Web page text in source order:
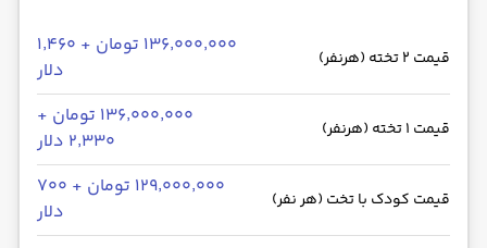
قیمت 2 تخته (هرنفر)
۱۳۶٬۰۰۰٬۰۰۰ تومان + ۱٬۴۶۰
دلار
قیمت 1 تخته (هرنفر)
۱۳۶٬۰۰۰٬۰۰۰ تومان +
۲٬۳۳۰ دلار
قیمت کودک با تخت (هر نفر)
۱۲۹٬۰۰۰٬۰۰۰ تومان + ۷۰۰
دلار